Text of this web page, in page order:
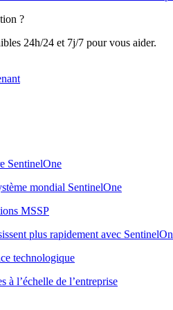
?
24h/24 et 7j/7 pour vous aider.
SentinelOne
mondial SentinelOne
MSSP
plus rapidement avec
technologique
à l’échelle de l’entreprise